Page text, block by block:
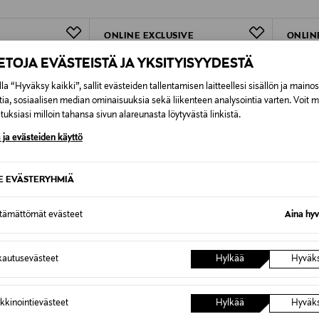
EVÄSTEISTÄ JA YKSITYISYYDESTÄ
“Hyväksy kaikki”, sallit evästeiden tallentamisen laitteellesi sisällön ja
sosiaalisen median ominaisuuksia sekä liikenteen analysointia varten. Voit
milloin tahansa sivun alareunasta löytyvästä linkistä.
ja evästeiden käyttö
EVÄSTERYHMIÄ
evästeet Aina
Hylkää
Hylkää
Alk. 6,90 €, kun toimitus on
neule
ONLINE EXCLUSIVE
NAKOA
Hailey Dress, Powder Pink
MIIA
DISHY-
Original
379,00